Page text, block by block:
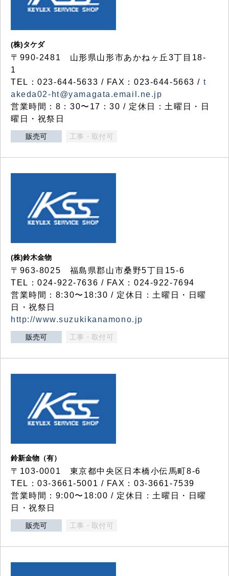
(株)タケダ
〒990-2481 山形県山形市あかねヶ丘3丁目18-
1
TEL：023-644-5633 / FAX：023-644-5663 / t
akeda02-ht@yamagata.email.ne.jp
営業時間：8：30〜17：30 / 定休日：土曜日・日
曜日・祝祭日
販売可 工事・取付可
(株)鈴木金物
〒963-8025 福島県郡山市桑野5丁目15-6
TEL：024-922-7636 / FAX：024-922-7694
営業時間：8:30〜18:30 / 定休日：土曜日・日曜
日・祝祭日
http://www.suzukikanamono.jp
販売可 工事・取付可
鈴新金物（有）
〒103-0001 東京都中央区日本橋小伝馬町8-6
TEL：03-3661-5001 / FAX：03-3661-7539
営業時間：9:00〜18:00 / 定休日：土曜日・日曜
日・祝祭日
販売可 工事・取付可